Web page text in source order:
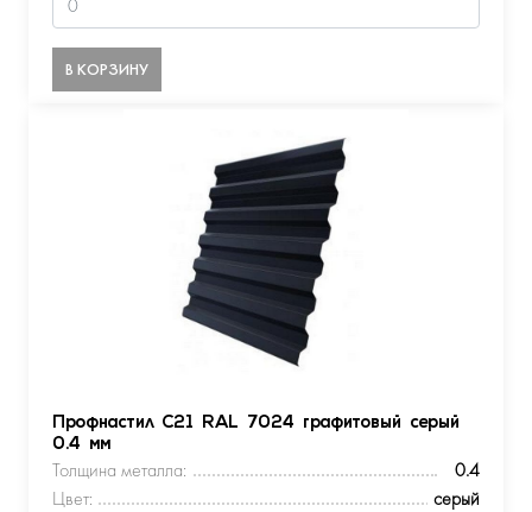
В КОРЗИНУ
Профнастил С21 RAL 7024 графитовый серый
0.4 мм
Толщина металла:
0.4
Цвет:
серый